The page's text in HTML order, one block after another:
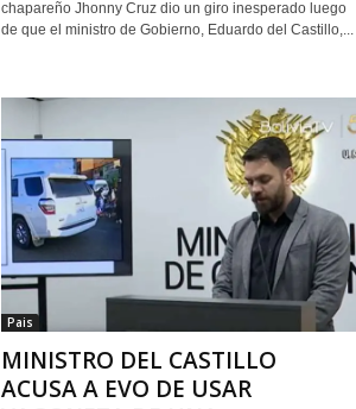
chapareño Jhonny Cruz dio un giro inesperado luego
de que el ministro de Gobierno, Eduardo del Castillo,...
Pais
MINISTRO DEL CASTILLO
ACUSA A EVO DE USAR